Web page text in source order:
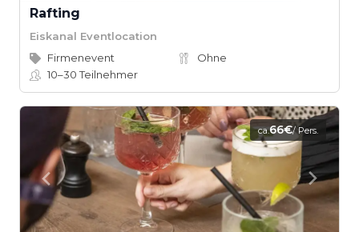
Rafting
Eiskanal Eventlocation
Firmenevent
Ohne
10–30Teilnehmer
ca.66€/ Pers.